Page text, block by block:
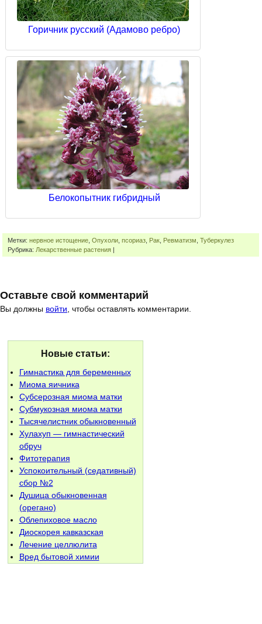
Горичник русский (Адамово ребро)
Белокопытник гибридный
Метки: нервное истощение Опухоли псориаз Рак Ревматизм Туберкулез
Рубрика: Лекарственные растения
Оставьте свой комментарий
Вы должны войти, чтобы оставлять комментарии.
Новые статьи:
Гимнастика для беременных
Миома яичника
Субсерозная миома матки
Субмукозная миома матки
Тысячелистник обыкновенный
Хулахуп — гимнастический
обруч
Фитотерапия
Успокоительный (седативный)
сбор №2
Душица обыкновенная
(орегано)
Облепиховое масло
Диоскорея кавказская
Лечение целлюлита
Вред бытовой химии